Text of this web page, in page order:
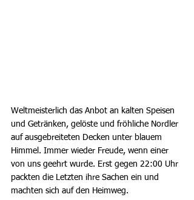
Weltmeisterlich das Anbot an kalten Speisen
und Getränken, gelöste und fröhliche Nordler
auf ausgebreiteten Decken unter blauem
Himmel. Immer wieder Freude, wenn einer
von uns geehrt wurde. Erst gegen 22:00 Uhr
packten die Letzten ihre Sachen ein und
machten sich auf den Heimweg.